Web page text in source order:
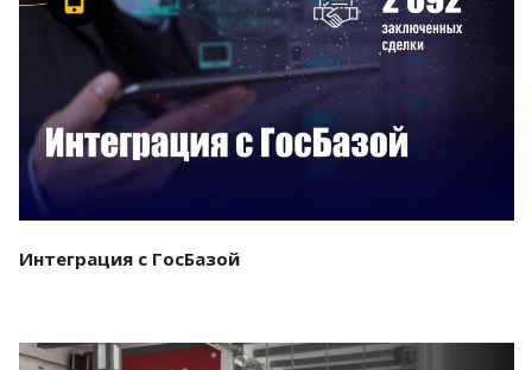
Смотреть проект
Интеграция с ГосБазой